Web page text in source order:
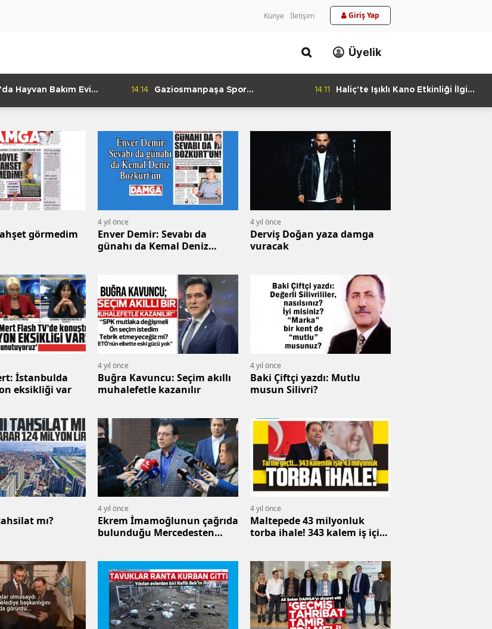
Künye İletişim Giriş Yap
Üyelik
Hayvan Bakım Evi
14:14
Gaziosmanpaşa Spor
14:11
Haliç'te Işıklı Kano Etkinliği İlgi
görmedim
4 yıl önce
Enver Demir: Sevabı da
günahı da Kemal Deniz
4 yıl önce
Derviş Doğan yaza damga
vuracak
İstanbulda
eksikliği var
4 yıl önce
Buğra Kavuncu: Seçim akıllı
muhalefetle kazanılır
4 yıl önce
Baki Çiftçi yazdı: Mutlu
musun Silivri?
mı?
4 yıl önce
Ekrem İmamoğlunun çağrıda
bulunduğu Mercedesten
4 yıl önce
Maltepede 43 milyonluk
torba ihale! 343 kalem iş için